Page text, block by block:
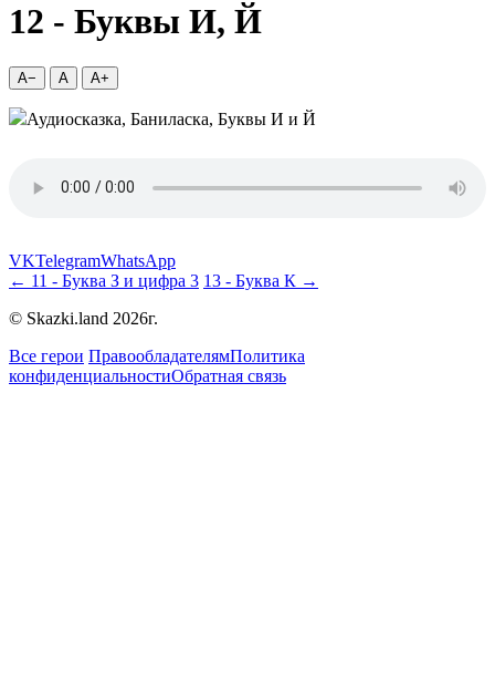
12 - Буквы И, Й
A− A A+
VKTelegramWhatsApp
← 11 - Буква З и цифра 3 13 - Буква К →
© Skazki.land 2026г.
Все герои ПравообладателямПолитика
конфиденциальностиОбратная связь